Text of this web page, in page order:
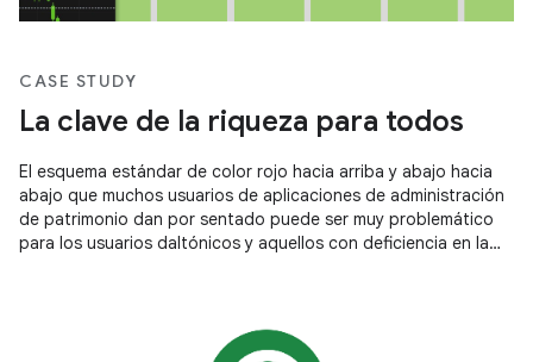
CASE STUDY
La clave de la riqueza para todos
El esquema estándar de color rojo hacia arriba y abajo hacia
abajo que muchos usuarios de aplicaciones de administración
de patrimonio dan por sentado puede ser muy problemático
para los usuarios daltónicos y aquellos con deficiencia en la